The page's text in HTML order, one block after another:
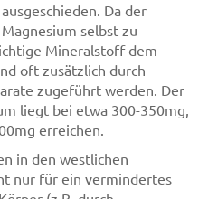
Da der
selbst zu
Mineralstoff dem
oft zusätzlich durch
zugeführt werden. Der
liegt bei etwa 300-350mg,
erreichen.
in den westlichen
nur für ein vermindertes